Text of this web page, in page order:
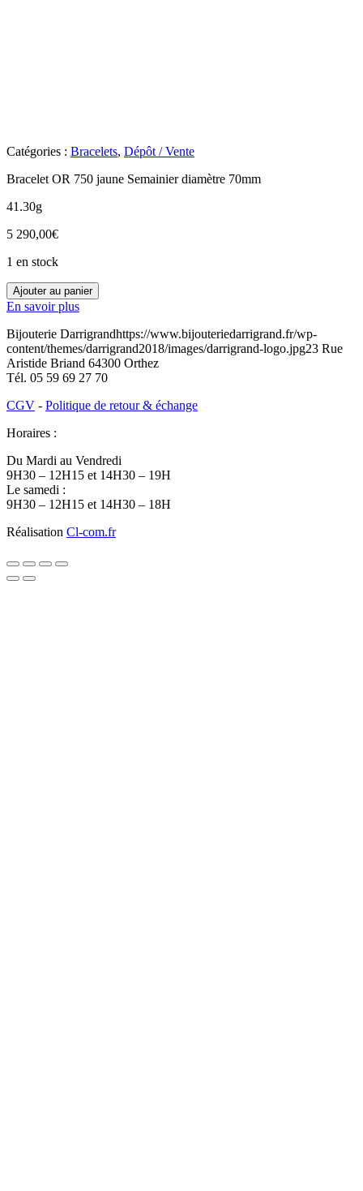
Catégories : Bracelets, Dépôt / Vente
Bracelet OR 750 jaune Semainier diamètre 70mm
41.30g
5 290,00€
1 en stock
quantité
de
O3300101
Ajouter au panier
En savoir plus
Bijouterie Darrigrandhttps://www.bijouteriedarrigrand.fr/wp-
content/themes/darrigrand2018/images/darrigrand-logo.jpg23 Rue
Aristide Briand 64300 Orthez
Tél. 05 59 69 27 70
CGV - Politique de retour & échange
Horaires :
Du Mardi au Vendredi
9H30 – 12H15 et 14H30 – 19H
Le samedi :
9H30 – 12H15 et 14H30 – 18H
Réalisation Cl-com.fr